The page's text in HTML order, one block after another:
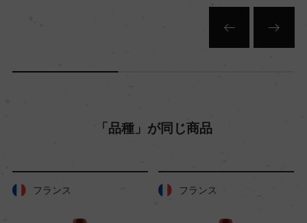
赤
キャップの仕様
「品種」が同じ商品
フランス フランス